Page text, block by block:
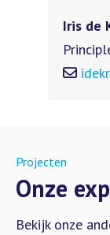
Iris de
Projecten
Onze
Bekijk onze